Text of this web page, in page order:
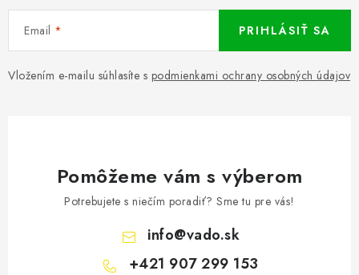
Email
Vložením e-mailu súhlasíte s podmienkami ochrany osobných údajov
PRIHLÁSIŤ SA
Pomôžeme vám s výberom
Potrebujete s niečím poradiť? Sme tu pre vás!
info@vado.sk
+421 907 299 153